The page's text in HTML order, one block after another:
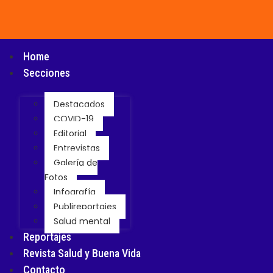
Home
Secciones
Destacados
COVID-19
Editorial
Entrevistas
Galería de
Fotos
Infografía
Publireportajes
Salud mental
Reportajes
Revista Salud y Buena Vida
Contacto